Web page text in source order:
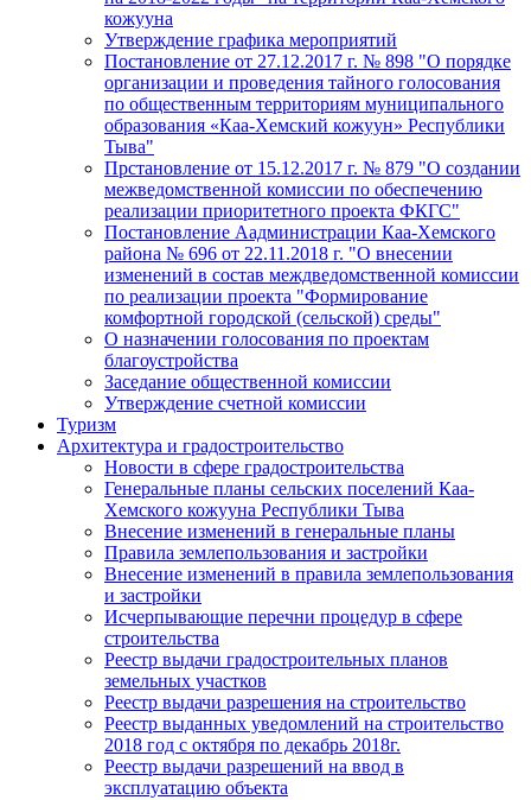
кожууна
Утверждение графика мероприятий
Постановление от 27.12.2017 г. № 898 "О порядке
организации и проведения тайного голосования
по общественным территориям муниципального
образования «Каа-Хемский кожуун» Республики
Тыва"
Прстановление от 15.12.2017 г. № 879 "О создании
межведомственной комиссии по обеспечению
реализации приоритетного проекта ФКГС"
Постановление Аадминистрации Каа-Хемского
района № 696 от 22.11.2018 г. "О внесении
изменений в состав междведомственной комиссии
по реализации проекта "Формирование
комфортной городской (сельской) среды"
О назначении голосования по проектам
благоустройства
Заседание общественной комиссии
Утверждение счетной комиссии
Туризм
Архитектура и градостроительство
Новости в сфере градостроительства
Генеральные планы сельских поселений Каа-
Хемского кожууна Республики Тыва
Внесение изменений в генеральные планы
Правила землепользования и застройки
Внесение изменений в правила землепользования
и застройки
Исчерпывающие перечни процедур в сфере
строительства
Реестр выдачи градостроительных планов
земельных участков
Реестр выдачи разрешения на строительство
Реестр выданных уведомлений на строительство
2018 год с октября по декабрь 2018г.
Реестр выдачи разрешений на ввод в
эксплуатацию объекта